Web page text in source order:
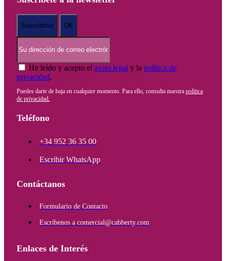
He leído y acepto el aviso legal y la política de
privacidad.
Puedes darte de baja en cualquier momento. Para ello, consulta nuestra política
de privacidad.
Teléfono
+34 952 36 35 00
Escribir WhatsApp
Contáctanos
Formulario de Contacto
Escríbenos a comercial@cabberty.com
Enlaces de Interés